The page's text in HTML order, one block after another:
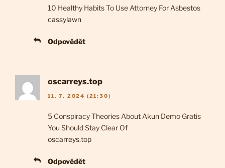
10 Healthy Habits To Use Attorney For Asbestos
cassylawn
Odpovědět
oscarreys.top
11. 7. 2024 (21:30)
5 Conspiracy Theories About Akun Demo Gratis
You Should Stay Clear Of
oscarreys.top
Odpovědět